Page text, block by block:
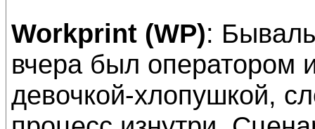
Workprint (WP):
вчера был оператором
девочкой-хлопушкой,